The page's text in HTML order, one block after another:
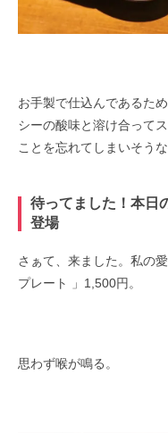
お手製で仕込んであるた
シーの酸味と溶け合って
ことを忘れてしまいそう
待ってました！本日
登場
さぁて、来ました。私の
プレート 」1,500円。
思わず喉が鳴る。